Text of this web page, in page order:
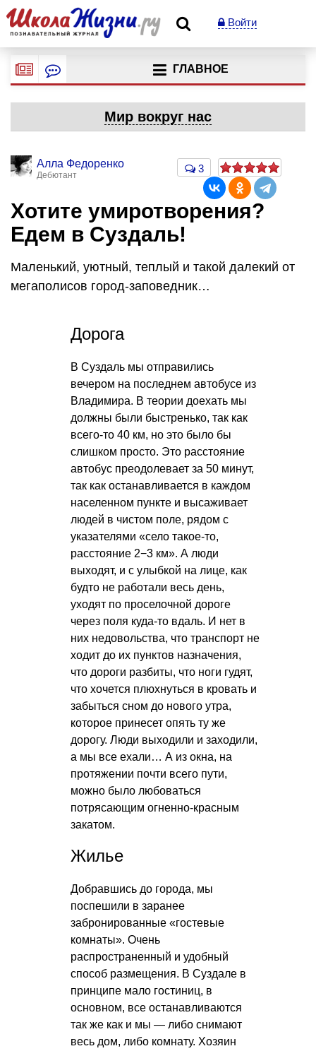
Войти
ГЛАВНОЕ
Мир вокруг нас
Алла Федоренко
Дебютант
3
Хотите умиротворения?
Едем в Суздаль!
Маленький, уютный, теплый и такой далекий от
мегаполисов город-заповедник…
Дорога
В Суздаль мы отправились
вечером на последнем автобусе из
Владимира. В теории доехать мы
должны были быстренько, так как
всего-то 40 км, но это было бы
слишком просто. Это расстояние
автобус преодолевает за 50 минут,
так как останавливается в каждом
населенном пункте и высаживает
людей в чистом поле, рядом с
указателями «село такое-то,
расстояние 2−3 км». А люди
выходят, и с улыбкой на лице, как
будто не работали весь день,
уходят по проселочной дороге
через поля куда-то вдаль. И нет в
них недовольства, что транспорт не
ходит до их пунктов назначения,
что дороги разбиты, что ноги гудят,
что хочется плюхнуться в кровать и
забыться сном до нового утра,
которое принесет опять ту же
дорогу. Люди выходили и заходили,
а мы все ехали… А из окна, на
протяжении почти всего пути,
можно было любоваться
потрясающим огненно-красным
закатом.
Жилье
Добравшись до города, мы
поспешили в заранее
забронированные «гостевые
комнаты». Очень
распространенный и удобный
способ размещения. В Суздале в
принципе мало гостиниц, в
основном, все останавливаются
так же как и мы — либо снимают
весь дом, либо комнату. Хозяин